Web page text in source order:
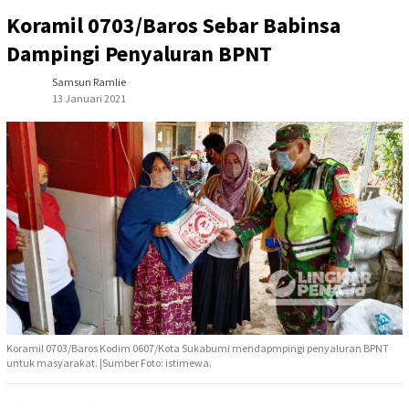
Koramil 0703/Baros Sebar Babinsa
Dampingi Penyaluran BPNT
Samsun Ramlie
13 Januari 2021
Koramil 0703/Baros Kodim 0607/Kota Sukabumi mendapmpingi penyaluran BPNT
untuk masyarakat. |Sumber Foto: istimewa.